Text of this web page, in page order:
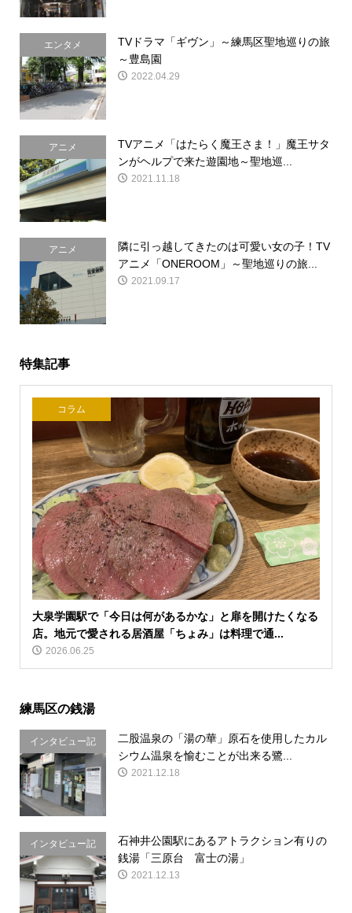
エンタメ
TVドラマ「ギヴン」～練馬区聖地巡りの旅
～豊島園
2022.04.29
アニメ
TVアニメ「はたらく魔王さま！」魔王サタ
ンがヘルプで来た遊園地～聖地巡...
2021.11.18
アニメ
隣に引っ越してきたのは可愛い女の子！TV
アニメ「ONEROOM」～聖地巡りの旅...
2021.09.17
特集記事
コラム
大泉学園駅で「今日は何があるかな」と扉を開けたくなる
店。地元で愛される居酒屋「ちょみ」は料理で通...
2026.06.25
練馬区の銭湯
インタビュー記
事
二股温泉の「湯の華」原石を使用したカル
シウム温泉を愉むことが出来る鷺...
2021.12.18
インタビュー記
事
石神井公園駅にあるアトラクション有りの
銭湯「三原台 富士の湯」
2021.12.13